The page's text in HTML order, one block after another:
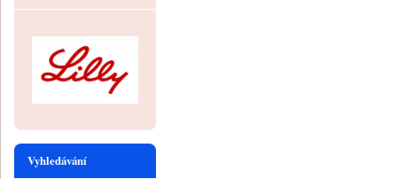
Vyhledávání